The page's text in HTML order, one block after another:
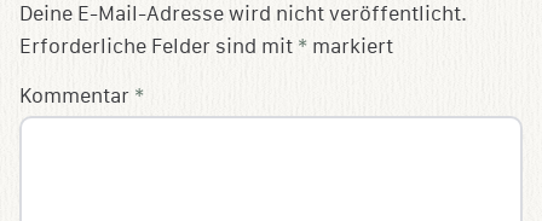
Deine E-Mail-Adresse wird nicht veröffentlicht.
Erforderliche Felder sind mit * markiert
Kommentar *